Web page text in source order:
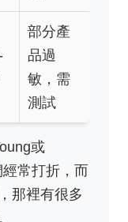
部分產
品過
敏，需
測試
或
常打折，而
那裡有很多